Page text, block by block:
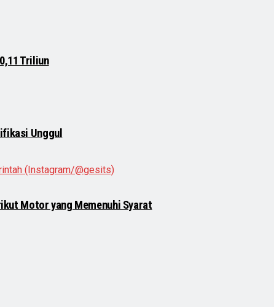
Triliun
Unggul
Motor yang Memenuhi Syarat